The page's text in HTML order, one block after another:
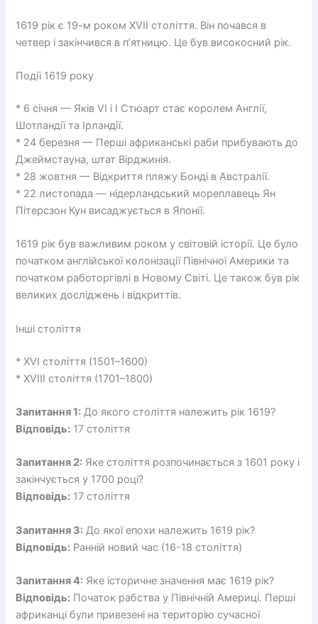
1619 рік є 19-м роком XVII століття. Він почався в
четвер і закінчився в п’ятницю. Це був високосний рік.
Події 1619 року
* 6 січня — Яків VI і І Стюарт стає королем Англії,
Шотландії та Ірландії.
* 24 березня — Перші африканські раби прибувають до
Джеймстауна, штат Вірджинія.
* 28 жовтня — Відкриття пляжу Бонді в Австралії.
* 22 листопада — нідерландський мореплавець Ян
Пітерсзон Кун висаджується в Японії.
1619 рік був важливим роком у світовій історії. Це було
початком англійської колонізації Північної Америки та
початком работоргівлі в Новому Світі. Це також був рік
великих досліджень і відкриттів.
Інші століття
* XVI століття (1501–1600)
* XVIII століття (1701–1800)
Запитання 1: До якого століття належить рік 1619?
Відповідь: 17 століття
Запитання 2: Яке століття розпочинається з 1601 року і
закінчується у 1700 році?
Відповідь: 17 століття
Запитання 3: До якої епохи належить 1619 рік?
Відповідь: Ранній новий час (16-18 століття)
Запитання 4: Яке історичне значення має 1619 рік?
Відповідь: Початок рабства у Північній Америці. Перші
африканці були привезені на територію сучасної